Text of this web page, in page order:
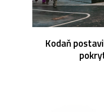
Kodaň